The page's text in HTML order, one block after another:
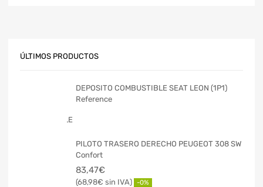
ÚLTIMOS PRODUCTOS
DEPOSITO COMBUSTIBLE SEAT LEON (1P1)
Reference
PILOTO TRASERO DERECHO PEUGEOT 308 SW
Confort
83,47€
68,98€ -0%